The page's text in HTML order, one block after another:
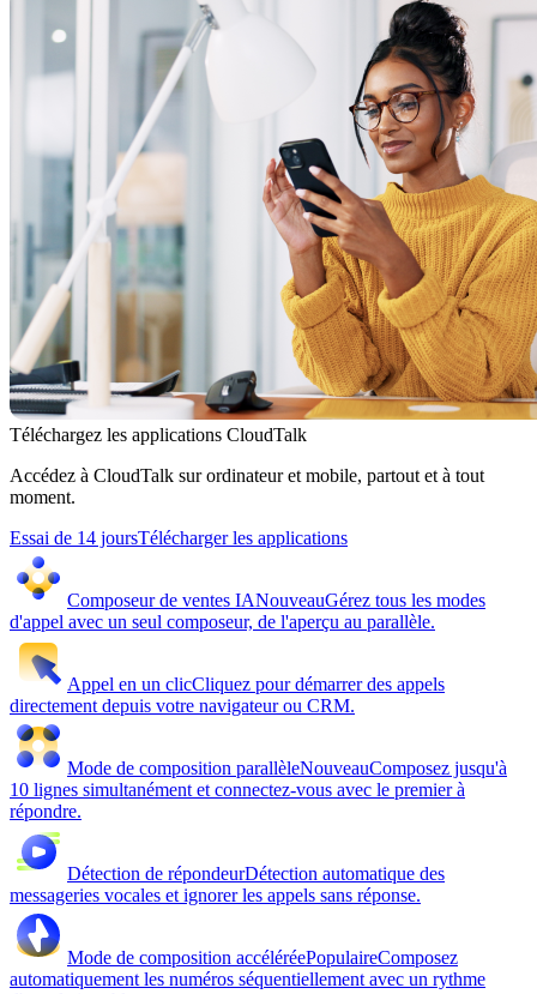
Téléchargez les applications CloudTalk
Accédez à CloudTalk sur ordinateur et mobile, partout et à tout
moment.
Essai de 14 joursTélécharger les applications
Composeur de ventes IANouveauGérez tous les modes
d'appel avec un seul composeur, de l'aperçu au parallèle.
Appel en un clicCliquez pour démarrer des appels
directement depuis votre navigateur ou CRM.
Mode de composition parallèleNouveauComposez jusqu'à
10 lignes simultanément et connectez-vous avec le premier à
répondre.
Détection de répondeurDétection automatique des
messageries vocales et ignorer les appels sans réponse.
Mode de composition accéléréePopulaireComposez
automatiquement les numéros séquentiellement avec un rythme